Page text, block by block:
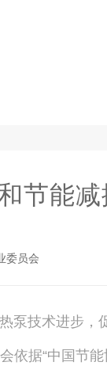
节能减
委员会
技术进步，
依据“中国节